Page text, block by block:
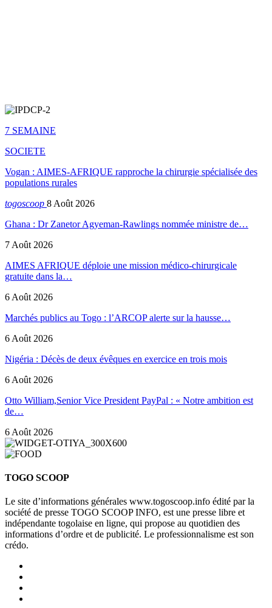
7 SEMAINE
SOCIETE
Vogan : AIMES-AFRIQUE rapproche la chirurgie spécialisée des
populations rurales
togoscoop 8 Août 2026
Ghana : Dr Zanetor Agyeman-Rawlings nommée ministre de…
7 Août 2026
AIMES AFRIQUE déploie une mission médico-chirurgicale
gratuite dans la…
6 Août 2026
Marchés publics au Togo : l’ARCOP alerte sur la hausse…
6 Août 2026
Nigéria : Décès de deux évêques en exercice en trois mois
6 Août 2026
Otto William,Senior Vice President PayPal : « Notre ambition est
de…
6 Août 2026
TOGO SCOOP
Le site d’informations générales www.togoscoop.info édité par la
société de presse TOGO SCOOP INFO, est une presse libre et
indépendante togolaise en ligne, qui propose au quotidien des
informations d’ordre et de publicité. Le professionnalisme est son
crédo.